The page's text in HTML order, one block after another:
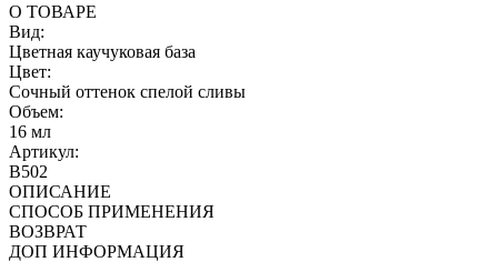
О ТОВАРЕ
Вид:
Цветная каучуковая база
Цвет:
Сочный оттенок спелой сливы
Объем:
16 мл
Артикул:
B502
ОПИСАНИЕ
СПОСОБ ПРИМЕНЕНИЯ
ВОЗВРАТ
ДОП ИНФОРМАЦИЯ